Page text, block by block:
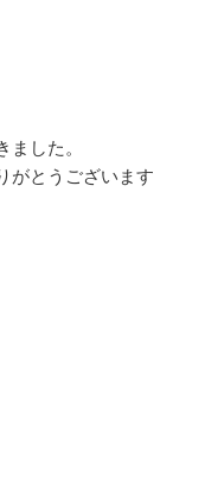
した。
がとうございます